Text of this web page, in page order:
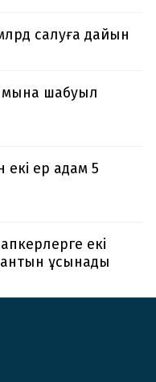
салуға дайын
шабуыл
екі ер адам 5
екі
ұсынады